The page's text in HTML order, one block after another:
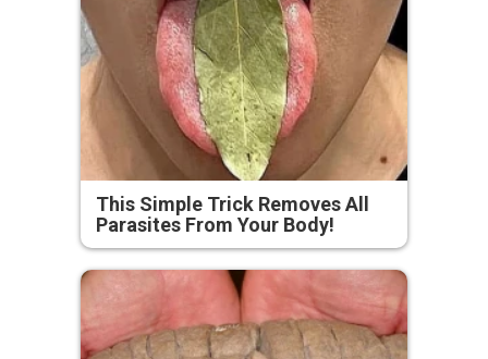
This Simple Trick Removes All
Parasites From Your Body!